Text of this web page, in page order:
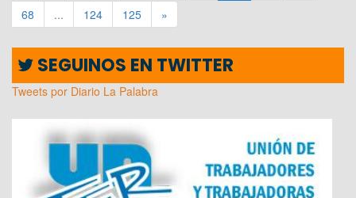
68
... 124 125 »
SEGUINOS EN TWITTER
Tweets por Diario La Palabra